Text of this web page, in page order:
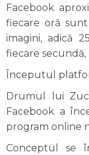
Facebook
fiecare oră
imagini, adică
fiecare
Începutul
Drumul lui
Facebook a
program online
Conceptul se